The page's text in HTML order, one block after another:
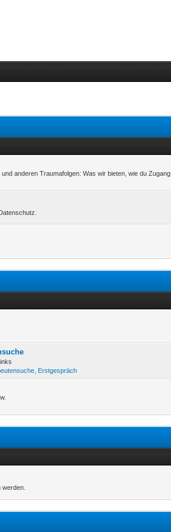
anderen Traumafolgen: Was wir bieten, wie du Zugang
Erstgespräch